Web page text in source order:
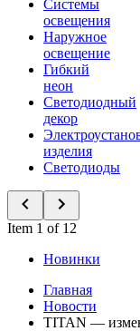
Системы
освещения
Наружное
освещение
Гибкий
неон
Светодиодный
декор
изделия
Светодиоды
Item 1 of 12
Новинки
Главная
Новости
TITAN —